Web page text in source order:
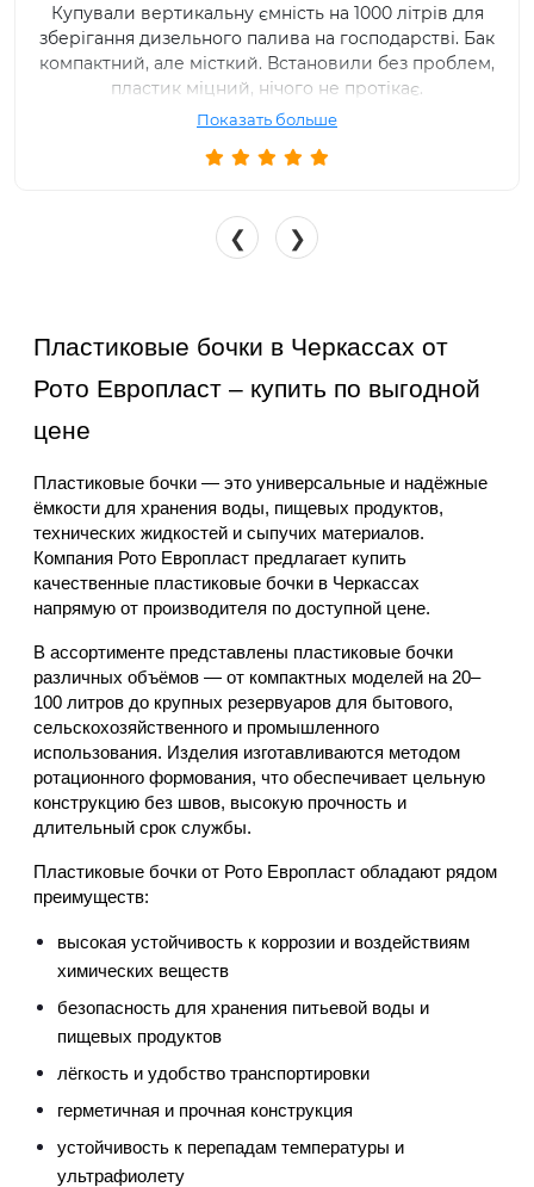
Купували вертикальну ємність на 1000 літрів для
зберігання дизельного палива на господарстві. Бак
компактний, але місткий. Встановили без проблем,
пластик міцний, нічого не протікає.
Показать больше
❮ ❯
Пластиковые бочки в Черкассах от
Рото Европласт – купить по выгодной
цене
Пластиковые бочки — это универсальные и надёжные
ёмкости для хранения воды, пищевых продуктов,
технических жидкостей и сыпучих материалов.
Компания Рото Европласт предлагает купить
качественные пластиковые бочки в Черкассах
напрямую от производителя по доступной цене.
В ассортименте представлены пластиковые бочки
различных объёмов — от компактных моделей на 20–
100 литров до крупных резервуаров для бытового,
сельскохозяйственного и промышленного
использования. Изделия изготавливаются методом
ротационного формования, что обеспечивает цельную
конструкцию без швов, высокую прочность и
длительный срок службы.
Пластиковые бочки от Рото Европласт обладают рядом
преимуществ:
высокая устойчивость к коррозии и воздействиям
химических веществ
безопасность для хранения питьевой воды и
пищевых продуктов
лёгкость и удобство транспортировки
герметичная и прочная конструкция
устойчивость к перепадам температуры и
ультрафиолету